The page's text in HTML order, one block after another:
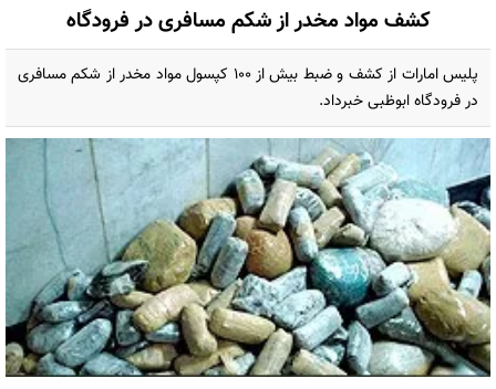
کشف مواد مخدر از شکم مسافری در فرودگاه
پلیس امارات از کشف و ضبط بیش از 100 کپسول مواد مخدر از شکم مسافری
در فرودگاه ابوظبی خبرداد.